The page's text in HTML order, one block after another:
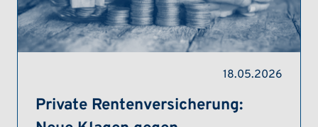
18.05.2026
Private Rentenversicherung: